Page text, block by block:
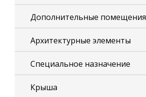
Дополнительные помещения
Архитектурные элементы
Специальное назначение
Крыша